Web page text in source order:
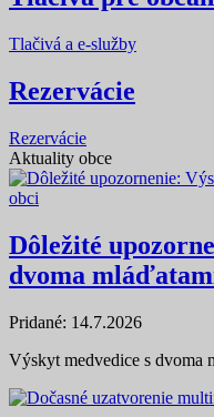
Tlačivá a e-služby
Rezervácie
Rezervácie
Aktuality obce
Dôležité
dvoma
Pridané: 14.7.2026
Výskyt medvedice s dvoma